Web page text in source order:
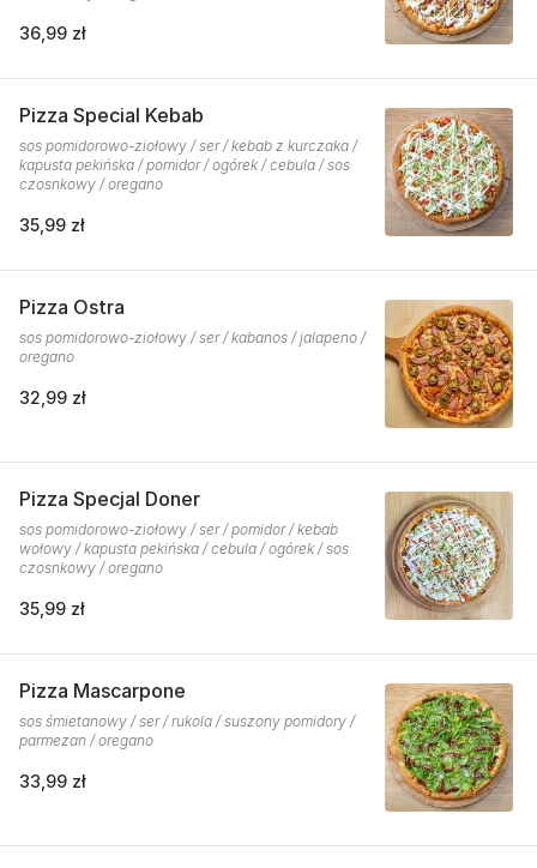
36,99 zł
Pizza Special Kebab
sos pomidorowo-ziołowy / ser / kebab z kurczaka /
kapusta pekińska / pomidor / ogórek / cebula / sos
czosnkowy / oregano
35,99 zł
Pizza Ostra
sos pomidorowo-ziołowy / ser / kabanos / jalapeno /
oregano
32,99 zł
Pizza Specjal Doner
sos pomidorowo-ziołowy / ser / pomidor / kebab
wołowy / kapusta pekińska / cebula / ogórek / sos
czosnkowy / oregano
35,99 zł
Pizza Mascarpone
sos śmietanowy / ser / rukola / suszony pomidory /
parmezan / oregano
33,99 zł